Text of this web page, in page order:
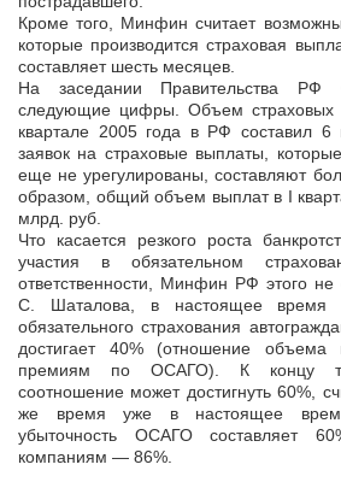
Кроме того, Минфин считает
которые производится страховая
составляет шесть месяцев.
На заседании Правительства
следующие цифры. Объем
квартале 2005 года в РФ составил
заявок на страховые выплаты,
еще не урегулированы, составляют
образом, общий объем выплат в I
млрд. руб.
Что касается резкого роста
участия в обязательном
ответственности, Минфин РФ этого
С. Шаталова, в настоящее время
обязательного страхования
достигает 40% (отношение
премиям по ОСАГО). К концу
соотношение может достигнуть 60%,
же время уже в настоящее
убыточность ОСАГО составляет
компаниям — 86%.